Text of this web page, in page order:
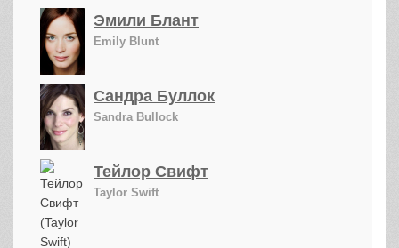
Эмили Блант
Emily Blunt
Сандра Буллок
Sandra Bullock
Тейлор Свифт
Taylor Swift